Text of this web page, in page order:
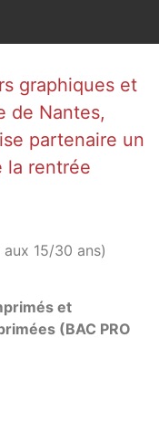
graphiques et
de Nantes,
partenaire un
la rentrée
15/30 ans)
et
(BAC PRO